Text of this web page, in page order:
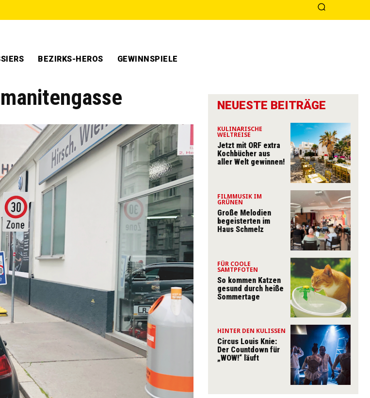
BEZIRKS-HEROS GEWINNSPIELE
NEUESTE BEITRÄGE
KULINARISCHE
WELTREISE
Jetzt mit ORF extra
Kochbücher aus
aller Welt gewinnen!
FILMMUSIK IM
GRÜNEN
Große Melodien
begeisterten im
Haus Schmelz
FÜR COOLE
SAMTPFOTEN
So kommen Katzen
gesund durch heiße
Sommertage
HINTER DEN KULISSEN
Circus Louis Knie:
Der Countdown für
„WOW!“ läuft